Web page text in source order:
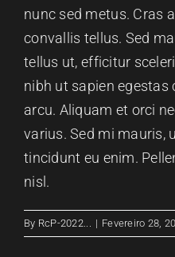
nunc sed metus. Cras
convallis tellus. Sed
tellus ut, efficitur
nibh ut sapien egestas
arcu. Aliquam et orci
varius. Sed mi mauris,
tincidunt eu enim.
nisl.
By RcP-2022... | Fevereiro 28,